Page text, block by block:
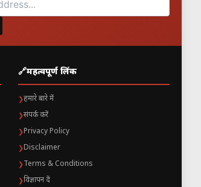
🔗महत्वपूर्ण लिंक
❯हमारे बारे में
❯संपर्क करें
❯Privacy Policy
❯Disclaimer
❯Terms & Conditions
❯विज्ञापन दें